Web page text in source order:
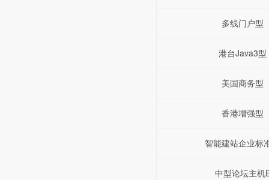
多线门户型
港台Java3型
美国商务型
香港增强型
智能建站企业标
中型论坛主机